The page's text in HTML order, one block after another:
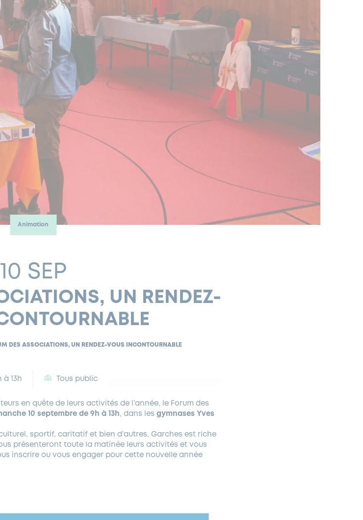
Animation
10 SEP
UN RENDEZ-
DES ASSOCIATIONS, UN RENDEZ-VOUS INCONTOURNABLE
à 13h Tous public
en quête de leurs activités de l’année, le Forum des
10 septembre de 9h à 13h, dans les gymnases Yves
sportif, caritatif et bien d’autres, Garches est riche
présenteront toute la matinée leurs activités et vous
inscrire ou vous engager pour cette nouvelle année